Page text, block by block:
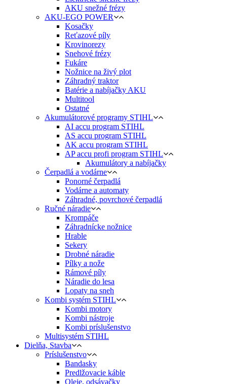
AKU snežné frézy
AKU-EGO POWER
Kosačky
Reťazové píly
Krovinorezy
Snehové frézy
Fukáre
Nožnice na živý plot
Záhradný traktor
Batérie a nabíjačky AKU
Multitool
Ostatné
Akumulátorové programy STIHL
AI accu program STIHL
AS accu program STIHL
AK accu program STIHL
AP accu profi program STIHL
Akumulátory a nabíjačky
Čerpadlá a vodárne
Ponorné čerpadlá
Vodárne a automaty
Záhradné, povrchové čerpadlá
Ručné náradie
Krompáče
Záhradnícke nožnice
Hrable
Sekery
Drobné náradie
Pílky a nože
Rámové píly
Náradie do lesa
Lopaty na sneh
Kombi systém STIHL
Kombi motory
Kombi nástroje
Kombi príslušenstvo
Multisystém STIHL
Dielňa, Stavba
Príslušenstvo
Bandasky
Predlžovacie káble
Oleje, odsávačky